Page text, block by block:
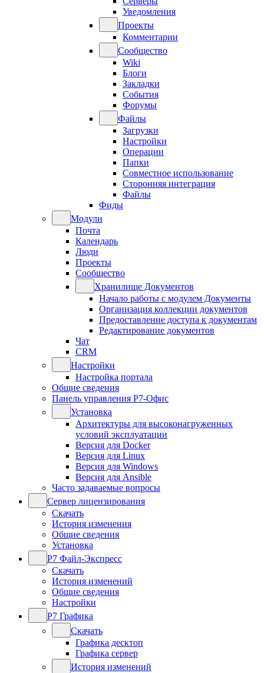
Уведомления
Проекты
Комментарии
Сообщество
Wiki
Блоги
Закладки
События
Форумы
Файлы
Загрузки
Настройки
Операции
Папки
Совместное использование
Сторонняя интеграция
Файлы
Фиды
Модули
Почта
Календарь
Люди
Проекты
Сообщество
Хранилище Документов
Начало работы с модулем Документы
Организация коллекции документов
Предоставление доступа к документам
Редактирование документов
Чат
CRM
Настройки
Настройка портала
Общие сведения
Панель управления Р7-Офис
Установка
Архитектуры для высоконагруженных
условий эксплуатации
Версия для Docker
Версия для Linux
Версия для Windows
Версия для Ansible
Часто задаваемые вопросы
Сервер лицензирования
Скачать
История изменения
Общие сведения
Установка
Р7 Файл-Экспресс
Скачать
История изменений
Общие сведения
Настройки
Р7 Графика
Скачать
Графика десктоп
Графика сервер
История изменений